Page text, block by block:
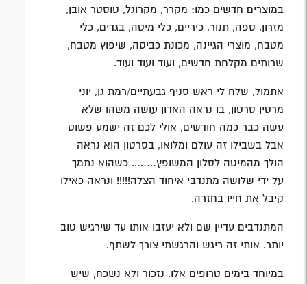
במוצרים חדשים כמו: מקרר, מקרוגל, טוסטר אובן,
מזרון, ספה, תנור, כיריים, כלי מיטה, בגדים, כלי
מטבח, מוצרי הגיינה, מכונת כביסה, שיפוץ מטבח,
שרותים מקלחת חדשים, ועוד ועוד ועוד.
אתמול, שלח לי ראש סניף גבעתיים/רמת גן, יוני
מרטין סרטון, בו נראה האדון עושה משהו שלא
עשה כבר כמה חודשים, אולי לכם זה ישמע פשוט
אבל בשבילו זה עולם ומלואו, בסרטון הוא נראה
הולך מהמיטה לסלון המשופץ…….. כשהוא נתמך
על ידי שלושה מתנדבי איחוד הצלה!!!!! ונראה כאילו
קיבל את חייו בחזרה.
המתנדבים עדיין שם ולא יעזבו אותו עד שירגיש טוב
יותר. אותי זה ריגש והרגשתי צורך לשתף.
במיוחד בימים טרופים אלו, נזכור ולא נשכח, שיש